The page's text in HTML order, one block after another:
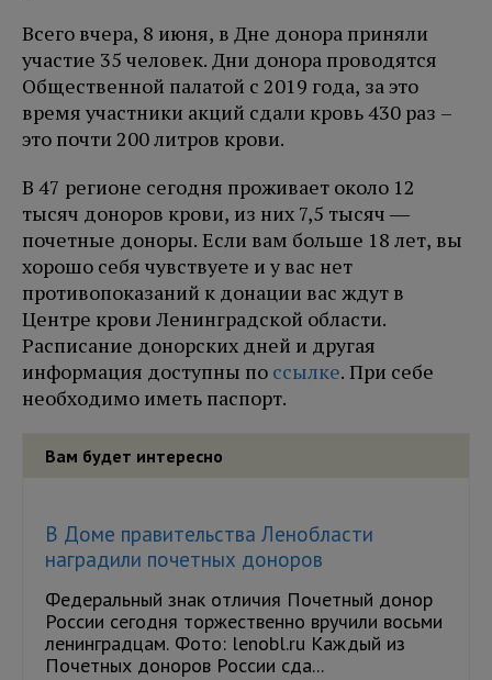
Всего вчера, 8 июня, в Дне донора приняли
участие 35 человек. Дни донора проводятся
Общественной палатой с 2019 года, за это
время участники акций сдали кровь 430 раз –
это почти 200 литров крови.
В 47 регионе сегодня проживает около 12
тысяч доноров крови, из них 7,5 тысяч ―
почетные доноры. Если вам больше 18 лет, вы
хорошо себя чувствуете и у вас нет
противопоказаний к донации вас ждут в
Центре крови Ленинградской области.
Расписание донорских дней и другая
информация доступны по ссылке. При себе
необходимо иметь паспорт.
Вам будет интересно
В Доме правительства Ленобласти
наградили почетных доноров
Федеральный знак отличия Почетный донор
России сегодня торжественно вручили восьми
ленинградцам. Фото: lenobl.ru Каждый из
Почетных доноров России сда...